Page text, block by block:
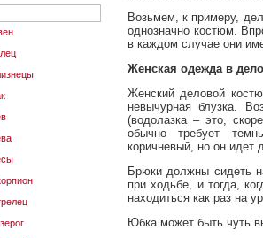
Возьмем, к примеру,
однозначно костюм.
в каждом случае они
Женская одежда в
Женский деловой
невычурная блузка.
(водолазка – это,
обычно требует
коричневый, но он идет
Брюки должны сидеть
при ходьбе, и тогда,
находиться как раз на
Юбка может быть чуть